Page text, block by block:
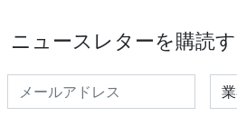
ニュースレターを購読